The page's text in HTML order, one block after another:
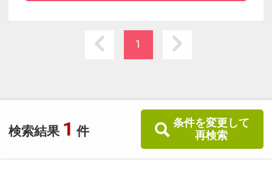
検索結果 1 件
条件を変更して
再検索
1